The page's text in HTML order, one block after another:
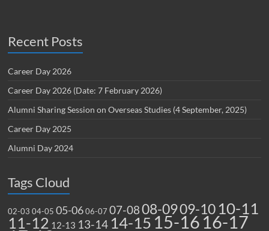
Recent Posts
Career Day 2026
Career Day 2026 (Date: 7 February 2026)
Alumni Sharing Session on Overseas Studies (4 September, 2025)
Career Day 2025
Alumni Day 2024
Tags Cloud
02-03 04-05 05-06 06-07 07-0808-0909-10 10-11
11-12 12-13 13-14 14-15 15-16 16-17